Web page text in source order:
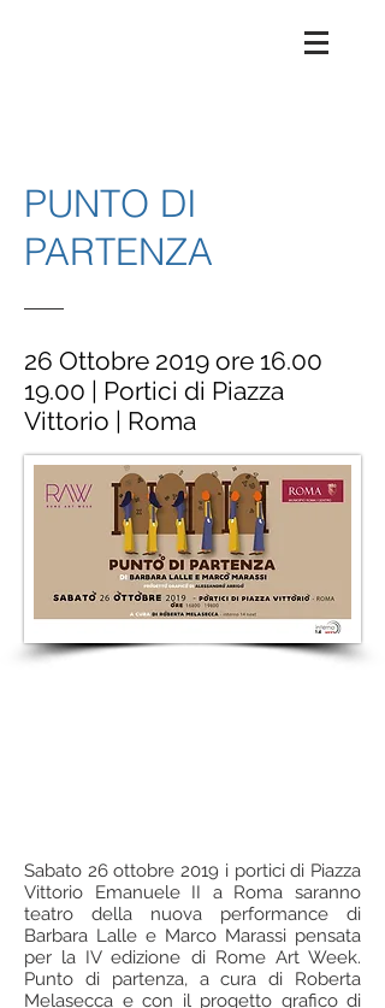
PUNTO DI
PARTENZA
26 Ottobre 2019 ore 16.00
19.00 | Portici di Piazza
Vittorio | Roma
Sabato 26 ottobre 2019 i portici di Piazza
Vittorio Emanuele II a Roma saranno
teatro della nuova performance di
Barbara Lalle e Marco Marassi pensata
per la IV edizione di Rome Art Week.
Punto di partenza, a cura di Roberta
Melasecca e con il progetto grafico di